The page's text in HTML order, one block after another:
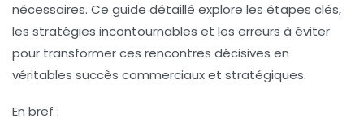
nécessaires. Ce guide détaillé explore les étapes clés,
les stratégies incontournables et les erreurs à éviter
pour transformer ces rencontres décisives en
véritables succès commerciaux et stratégiques.
En bref :